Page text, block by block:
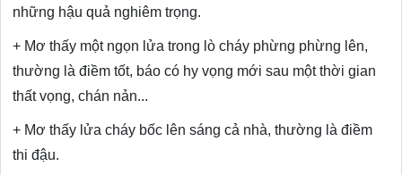
những hậu quả nghiêm trọng.
+ Mơ thấy một ngọn lửa trong lò cháy phừng phừng lên,
thường là điềm tốt, báo có hy vọng mới sau một thời gian
thất vọng, chán nản...
+ Mơ thấy lửa cháy bốc lên sáng cả nhà, thường là điềm
thi đậu.